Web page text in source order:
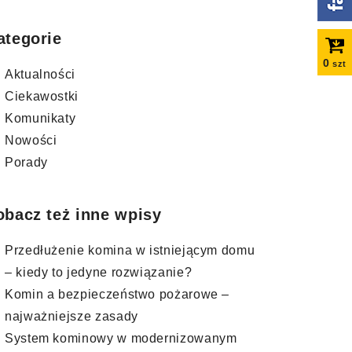
0 szt
Aktualności
Ciekawostki
Komunikaty
Nowości
Porady
też inne wpisy
Przedłużenie komina w istniejącym domu
– kiedy to jedyne rozwiązanie?
Komin a bezpieczeństwo pożarowe –
najważniejsze zasady
System kominowy w modernizowanym